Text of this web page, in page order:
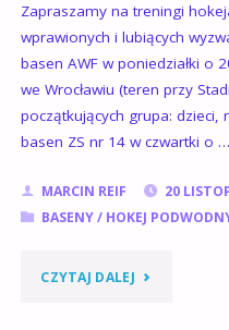
Zapraszamy na treningi
wprawionych i lubiących
basen AWF w poniedziałki o
we Wrocławiu (teren przy
początkujących grupa: dzieci,
basen ZS nr 14 w czwartki o …
MARCIN REIF
20
BASENY/ HOKEJ
CZYTAJ DALEJ"HOKEJ